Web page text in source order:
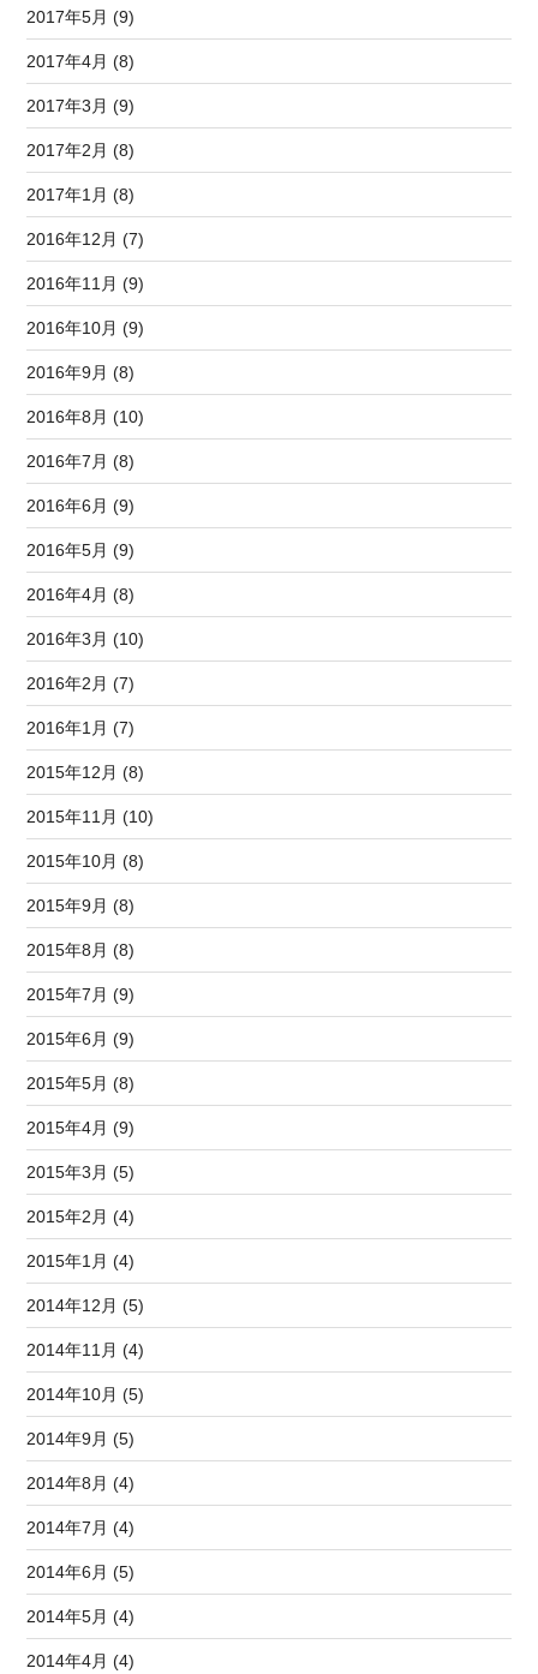
2017年5月 (9)
2017年4月 (8)
2017年3月 (9)
2017年2月 (8)
2017年1月 (8)
2016年12月 (7)
2016年11月 (9)
2016年10月 (9)
2016年9月 (8)
2016年8月 (10)
2016年7月 (8)
2016年6月 (9)
2016年5月 (9)
2016年4月 (8)
2016年3月 (10)
2016年2月 (7)
2016年1月 (7)
2015年12月 (8)
2015年11月 (10)
2015年10月 (8)
2015年9月 (8)
2015年8月 (8)
2015年7月 (9)
2015年6月 (9)
2015年5月 (8)
2015年4月 (9)
2015年3月 (5)
2015年2月 (4)
2015年1月 (4)
2014年12月 (5)
2014年11月 (4)
2014年10月 (5)
2014年9月 (5)
2014年8月 (4)
2014年7月 (4)
2014年6月 (5)
2014年5月 (4)
2014年4月 (4)